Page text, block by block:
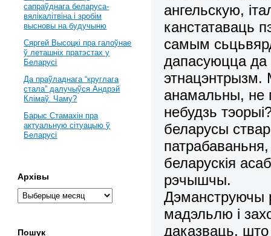
ангельскую,
канстатаваць
самым
дапасуюцца да
этнацэнтрызм.
анамальны, не
небудзь
беларусы
беларускія
рэчышчы.
Дэманструючы
мадэльлю і
даказваць,
сапраўднага беларуса-
вялікалітвіна і зробім
высновы на будучыню
Сяргей Высоцкі пра галоўнае
ў леташніх пратэстах у
Беларусі
Да праўладнага “круглага
стала” далучыўся Андрэй
Клімаў. Чаму?
Барыс Стамахін пра
актуальную сітуацыю ў
Беларусі
Архівы
Пошук